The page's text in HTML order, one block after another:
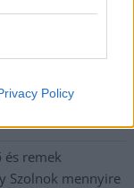
Policy
fizetéslevonást
a JÉGER
és remek
Szolnok mennyire